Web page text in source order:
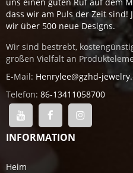
dass wir am Puls der Zeit sind!
wir über 500 neue Designs.
Wir sind bestrebt,
großen Vielfalt an
E-Mail: Henrylee@gzhd-
Telefon: 86-13411058700
INFORMATION
Heim